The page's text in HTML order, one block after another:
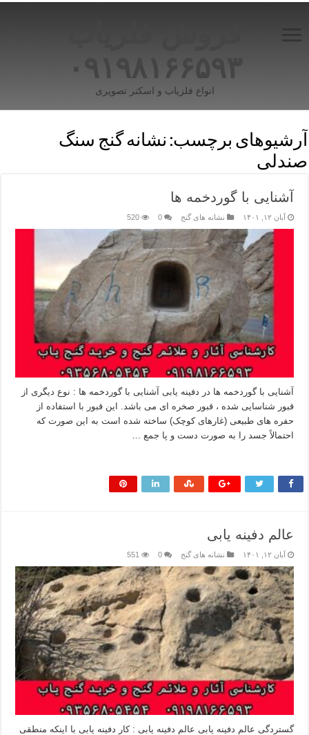
۰۹۱۹۸۱۶۶۵۹۳
انواع فلزیاب و اسکنر تصویری
آرشیوهای برچسب: نشانه گنج سنگ
صندلی
آشنایی با گوردخمه ها
آبان ۱۲, ۱۴۰۱ نشانه های گنج 0
520
آشنایی با گوردخمه ها در دفینه یابی آشنایی با گوردخمه ها : نوع دیگری از
قبور شناسایی شده ، قبور صخره ای می باشد. این قبور با استفاده از
حفره های طبیعی (غارهای کوچک) ساخته شده است به این صورت که
احتمالاً جسد را به صورت دست و پا جمع …
عالم دفینه یابی
آبان ۱۲, ۱۴۰۱ نشانه های گنج 0
551
گستردگی عالم دفینه یابی عالم دفینه یابی : کار دفینه یابی با اینکه منطقی